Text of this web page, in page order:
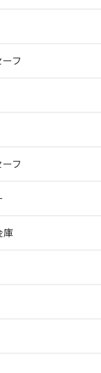
フ
フ
庫